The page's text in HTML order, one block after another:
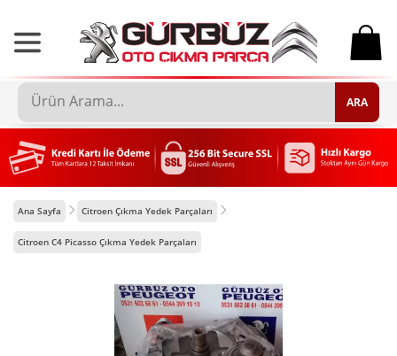
0
ARA
Ana Sayfa Citroen Çıkma Yedek Parçaları
Citroen C4 Picasso Çıkma Yedek Parçaları